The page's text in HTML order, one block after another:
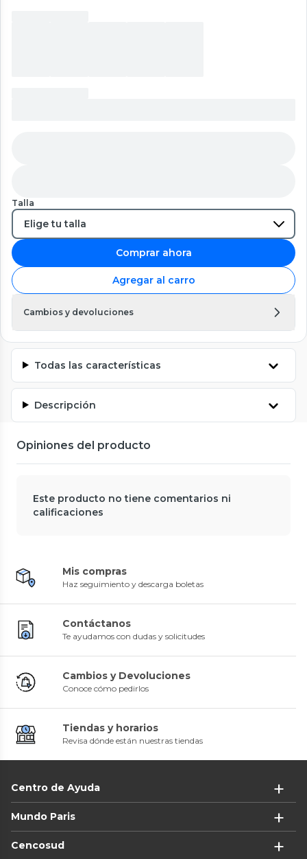
Talla
Comprar ahora
Agregar al carro
Cambios y devoluciones
Todas las características
Descripción
Opiniones del producto
Este producto no tiene comentarios ni
calificaciones
Mis compras
Haz seguimiento y descarga boletas
Contáctanos
Te ayudamos con dudas y solicitudes
Cambios y Devoluciones
Conoce cómo pedirlos
Tiendas y horarios
Revisa dónde están nuestras tiendas
Centro de Ayuda
Mundo Paris
Cencosud